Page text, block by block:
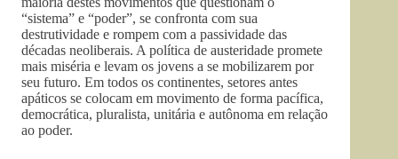
“sistema” e “poder”, se confronta com sua
destrutividade e rompem com a passividade das
décadas neoliberais. A política de austeridade promete
mais miséria e levam os jovens a se mobilizarem por
seu futuro. Em todos os continentes, setores antes
apáticos se colocam em movimento de forma pacífica,
democrática, pluralista, unitária e autônoma em relação
ao poder.